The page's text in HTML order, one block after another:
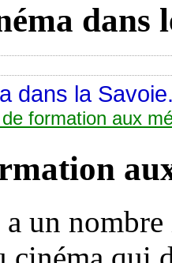
dans
dans la
formation aux
un